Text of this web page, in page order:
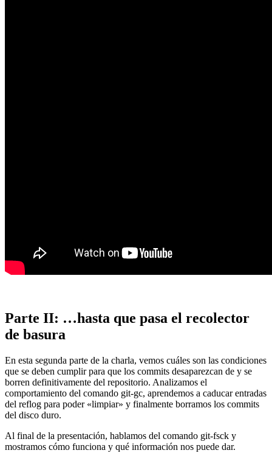
Parte II: …hasta que pasa el recolector
de basura
En esta segunda parte de la charla, vemos cuáles son las condiciones
que se deben cumplir para que los commits desaparezcan de y se
borren definitivamente del repositorio. Analizamos el
comportamiento del comando git-gc, aprendemos a caducar entradas
del reflog para poder «limpiar» y finalmente borramos los commits
del disco duro.
Al final de la presentación, hablamos del comando git-fsck y
mostramos cómo funciona y qué información nos puede dar.